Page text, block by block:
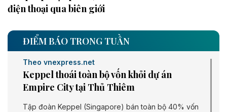
điện thoại qua biên giới
ĐIỂM BÁO TRONG TUẦN
Theo vnexpress.net
Keppel thoái toàn bộ vốn khỏi dự án
Empire City tại Thủ Thiêm
Tập đoàn Keppel (Singapore) bán toàn bộ 40% vốn